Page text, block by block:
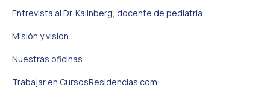
Entrevista al Dr. Kalinberg, docente de pediatría
Misión y visión
Nuestras oficinas
Trabajar en CursosResidencias.com